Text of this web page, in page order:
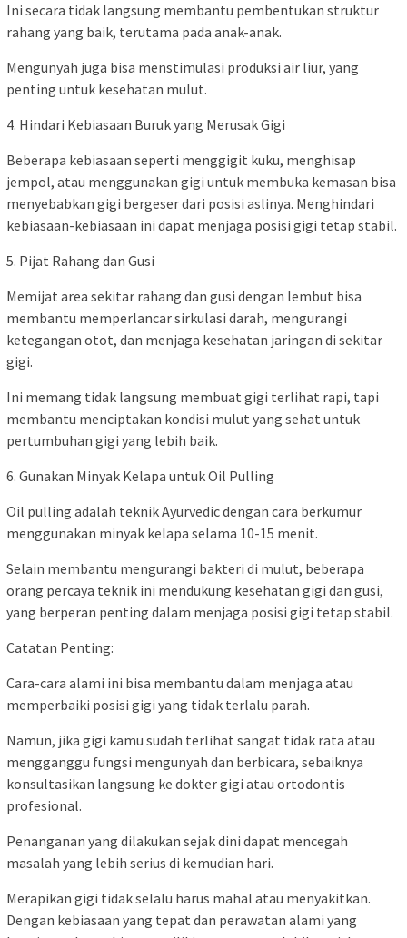
Ini secara tidak langsung membantu pembentukan struktur
rahang yang baik, terutama pada anak-anak.
Mengunyah juga bisa menstimulasi produksi air liur, yang
penting untuk kesehatan mulut.
4. Hindari Kebiasaan Buruk yang Merusak Gigi
Beberapa kebiasaan seperti menggigit kuku, menghisap
jempol, atau menggunakan gigi untuk membuka kemasan bisa
menyebabkan gigi bergeser dari posisi aslinya. Menghindari
kebiasaan-kebiasaan ini dapat menjaga posisi gigi tetap stabil.
5. Pijat Rahang dan Gusi
Memijat area sekitar rahang dan gusi dengan lembut bisa
membantu memperlancar sirkulasi darah, mengurangi
ketegangan otot, dan menjaga kesehatan jaringan di sekitar
gigi.
Ini memang tidak langsung membuat gigi terlihat rapi, tapi
membantu menciptakan kondisi mulut yang sehat untuk
pertumbuhan gigi yang lebih baik.
6. Gunakan Minyak Kelapa untuk Oil Pulling
Oil pulling adalah teknik Ayurvedic dengan cara berkumur
menggunakan minyak kelapa selama 10-15 menit.
Selain membantu mengurangi bakteri di mulut, beberapa
orang percaya teknik ini mendukung kesehatan gigi dan gusi,
yang berperan penting dalam menjaga posisi gigi tetap stabil.
Catatan Penting:
Cara-cara alami ini bisa membantu dalam menjaga atau
memperbaiki posisi gigi yang tidak terlalu parah.
Namun, jika gigi kamu sudah terlihat sangat tidak rata atau
mengganggu fungsi mengunyah dan berbicara, sebaiknya
konsultasikan langsung ke dokter gigi atau ortodontis
profesional.
Penanganan yang dilakukan sejak dini dapat mencegah
masalah yang lebih serius di kemudian hari.
Merapikan gigi tidak selalu harus mahal atau menyakitkan.
Dengan kebiasaan yang tepat dan perawatan alami yang